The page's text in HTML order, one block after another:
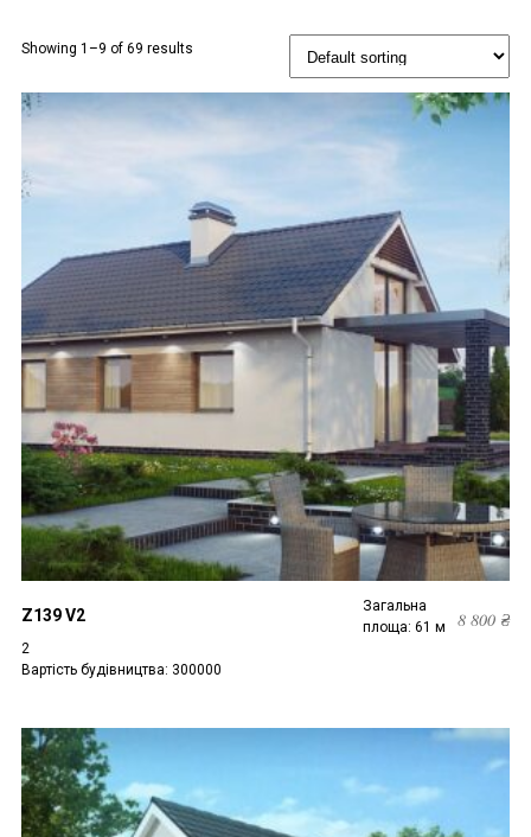
Showing 1–9 of 69 results
Z139 V2 8 800₴
Загальна
площа: 61 м
2
Вартість будівництва: 300000